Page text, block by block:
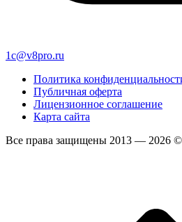
1c@v8pro.ru
Политика
Публичная оферта
Лицензионное соглашение
Карта сайта
Все права защищены 2013 — 2026 ©